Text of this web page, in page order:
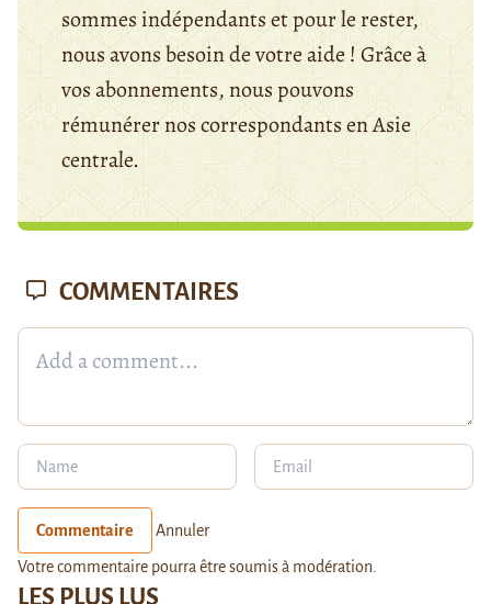
sommes indépendants et pour le rester,
nous avons besoin de votre aide ! Grâce à
vos abonnements, nous pouvons
rémunérer nos correspondants en Asie
centrale.
LES PLUS LUS
COMMENTAIRES
Commentaire Annuler
Votre commentaire pourra être soumis à modération.